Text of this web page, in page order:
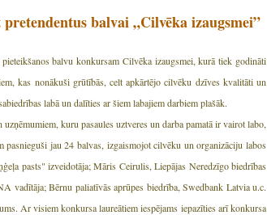
balvai „Cilvēka izaugsmei”
balvu konkursam Cilvēka izaugsmei, kurā tiek godināti
kas nonākuši grūtībās, celt apkārtējo cilvēku dzīves kvalitāti un
labā un dalīties ar šiem labajiem darbiem plašāk.
kuru pasaules uztveres un darba pamatā ir vairot labo,
jau 24 balvas, izgaismojot cilvēku un organizāciju labos
pasts" izveidotāja; Māris Ceirulis, Liepājas Neredzīgo biedrības
vadītāja; Bērnu paliatīvās aprūpes biedrība, Swedbank Latvia u.c.
Ar visiem konkursa laureātiem iespējams iepazīties arī konkursa